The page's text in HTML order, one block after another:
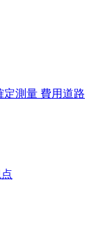
測量 費用道路